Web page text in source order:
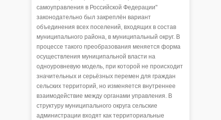
самоуправления в Российской Федерации"
законодательно был закреплён вариант
объединения всех поселений, входящих в состав
муниципального района, в муниципальный округ. В
процессе такого преобразования меняется форма
осуществления муниципальной власти на
одноуровневую модель, при которой не происходит
значительных и серьёзных перемен для граждан
сельских территорий, но изменяется внутреннее
взаимодействие между органами управления. В
структуру муниципального округа сельские
администрации входят как территориальные